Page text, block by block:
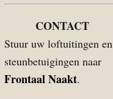
CONTACT
Stuur uw loftuitingen en
steunbetuigingen naar
Frontaal Naakt.